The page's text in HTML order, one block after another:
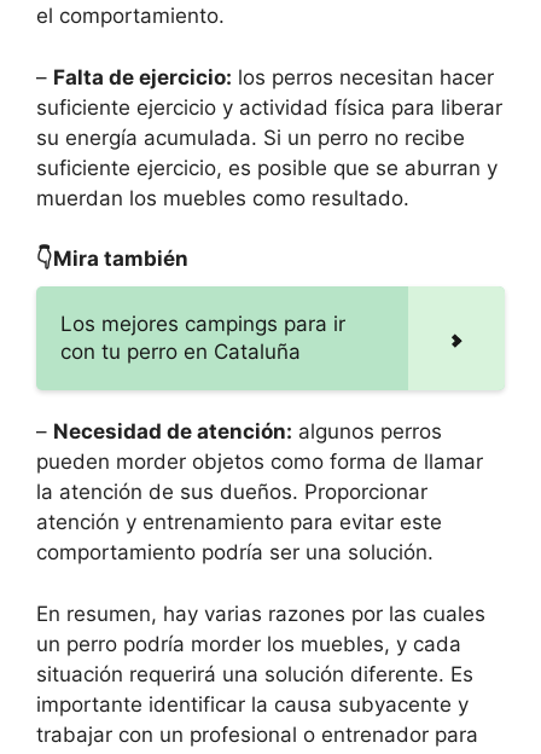
el comportamiento.
– Falta de ejercicio: los perros necesitan hacer
suficiente ejercicio y actividad física para liberar
su energía acumulada. Si un perro no recibe
suficiente ejercicio, es posible que se aburran y
muerdan los muebles como resultado.
👇Mira también
Los mejores campings para ir
con tu perro en Cataluña
– Necesidad de atención: algunos perros
pueden morder objetos como forma de llamar
la atención de sus dueños. Proporcionar
atención y entrenamiento para evitar este
comportamiento podría ser una solución.
En resumen, hay varias razones por las cuales
un perro podría morder los muebles, y cada
situación requerirá una solución diferente. Es
importante identificar la causa subyacente y
trabajar con un profesional o entrenador para